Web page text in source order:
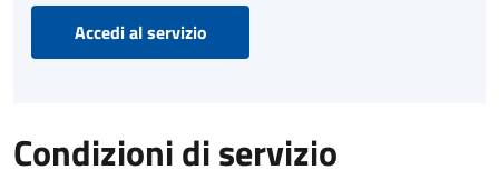
Accedi al servizio
Condizioni di servizio